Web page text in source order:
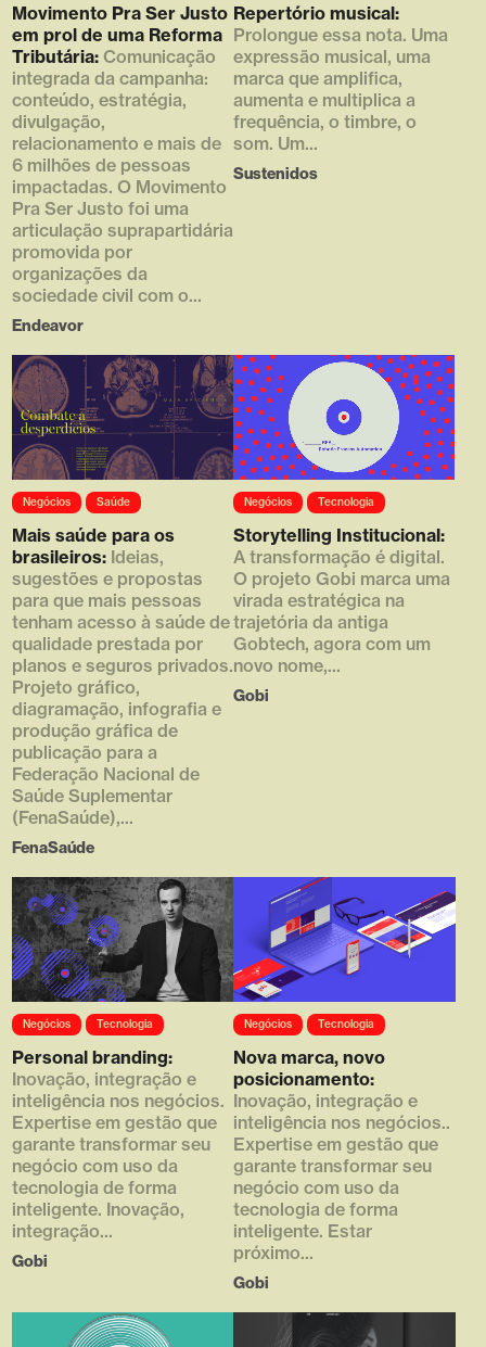
Movimento Pra Ser Justo
em prol de uma Reforma
Tributária:Comunicação
integrada da campanha:
conteúdo, estratégia,
divulgação,
relacionamento e mais de
6 milhões de pessoas
impactadas. O Movimento
Pra Ser Justo foi uma
articulação suprapartidária
promovida por
organizações da
sociedade civil com o...
Endeavor
Repertório musical:
Prolongue essa nota. Uma
expressão musical, uma
marca que amplifica,
aumenta e multiplica a
frequência, o timbre, o
som. Um...
Sustenidos
Array ( [0] =>
https://d4g.com.br/wp-
content/uploads/2020/01/thumb
_610x380_10.png [1] => 610
[2] => 380 [3] => )
Negócios Saúde
Mais saúde para os
brasileiros: Ideias,
sugestões e propostas
para que mais pessoas
tenham acesso à saúde de
qualidade prestada por
planos e seguros privados.
Projeto gráfico,
diagramação, infografia e
produção gráfica de
publicação para a
Federação Nacional de
Saúde Suplementar
(FenaSaúde),...
FenaSaúde
Negócios Tecnologia
Storytelling Institucional:
A transformação é digital.
O projeto Gobi marca uma
virada estratégica na
trajetória da antiga
Gobtech, agora com um
novo nome,...
Gobi
Array ( [0] =>
https://d4g.com.br/wp-
content/uploads/2020/01/filme_
04_hq-768x432.jpg [1] => 768
[2] => 432 [3] => 1 )
Negócios Tecnologia
Personal branding:
Inovação, integração e
inteligência nos negócios.
Expertise em gestão que
garante transformar seu
negócio com uso da
tecnologia de forma
inteligente. Inovação,
integração...
Gobi
Array ( [0] =>
https://d4g.com.br/wp-
content/uploads/2020/01/thumb
_01-768x672.png [1] => 768
[2] => 672 [3] => 1 )
Negócios Tecnologia
Nova marca, novo
posicionamento:
Inovação, integração e
inteligência nos negócios..
Expertise em gestão que
garante transformar seu
negócio com uso da
tecnologia de forma
inteligente. Estar
próximo...
Gobi